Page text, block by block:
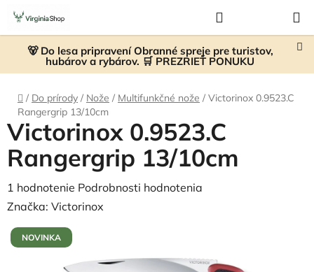
Prejsť
obsah
🐻 Do lesa pripravení Obranné spreje pre turistov,
hubárov a rybárov. 🛒 PREZRIEŤ PONUKU
KOŠÍK
Domov
/ Do prírody / Nože / Multifunkčné nože / Victorinox 0.9523.C
Rangergrip 13/10cm
Victorinox 0.9523.C
Rangergrip 13/10cm
Priemerné
hodnotenie
produktu
je
1 hodnotenie Podrobnosti hodnotenia
Značka: Victorinox
NOVINKA